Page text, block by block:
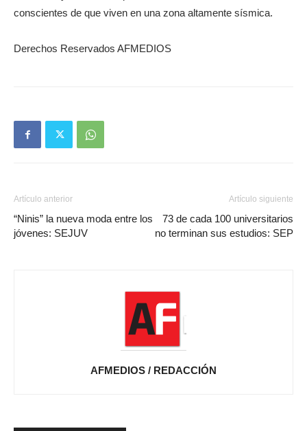
conscientes de que viven en una zona altamente sísmica.
Derechos Reservados AFMEDIOS
Artículo anterior
“Ninis” la nueva moda entre los
jóvenes: SEJUV
Artículo siguiente
73 de cada 100 universitarios
no terminan sus estudios: SEP
AFMEDIOS / REDACCIÓN